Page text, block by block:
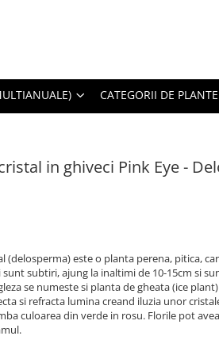
CATEGORII DE PLANTE
in ghiveci Pink Eye -
(delosperma) este o planta perena, pitica,
subtiri, ajung la inaltimi de 10-15cm si
se numeste si planta de gheata (ice
si refracta lumina creand iluzia unor
culoarea din verde in rosu. Florile pot